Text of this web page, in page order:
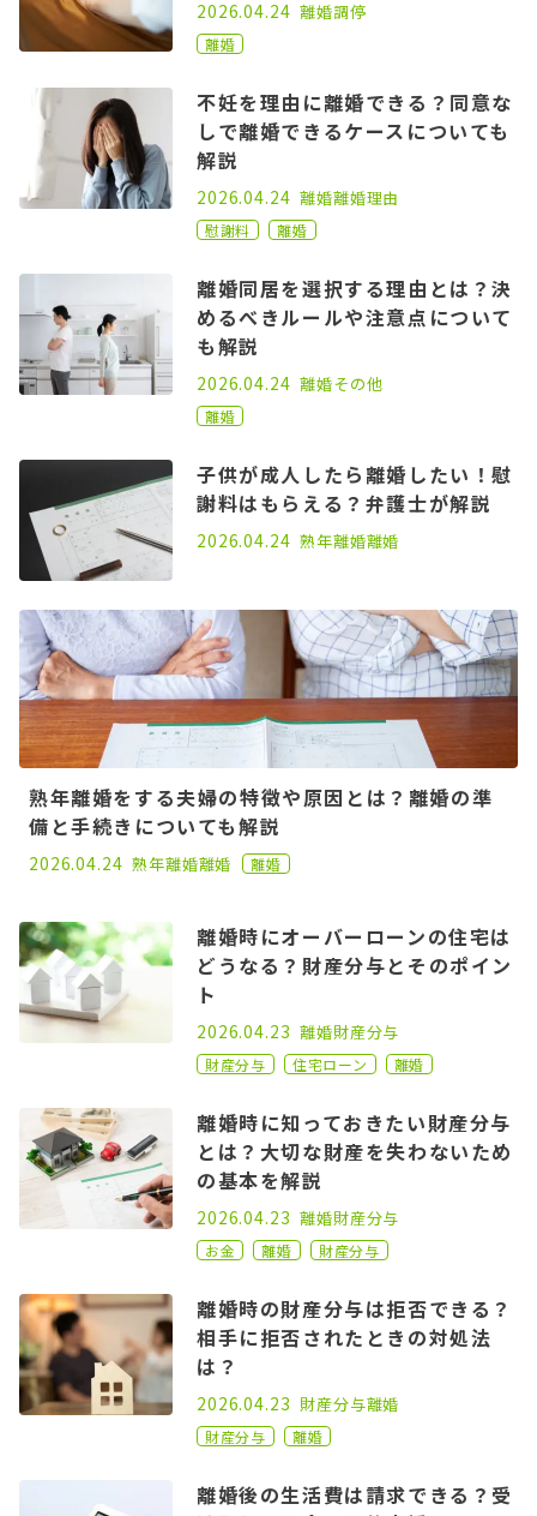
2026.04.24 離婚調停
離婚
不妊を理由に離婚できる？同意な
しで離婚できるケースについても
解説
2022.11.16
2026.04.24 離婚離婚理由
慰謝料 離婚
離婚同居を選択する理由とは？決
めるべきルールや注意点について
も解説
2021.02.17
2026.04.24 離婚その他
離婚
子供が成人したら離婚したい！慰
謝料はもらえる？弁護士が解説
2025.07.25
2026.04.24 熟年離婚離婚
熟年離婚をする夫婦の特徴や原因とは？離婚の準
備と手続きについても解説
2020.12.25
2026.04.24 熟年離婚離婚 離婚
離婚時にオーバーローンの住宅は
どうなる？財産分与とそのポイン
ト
2021.09.22
2026.04.23 離婚財産分与
財産分与 住宅ローン 離婚
離婚時に知っておきたい財産分与
とは？大切な財産を失わないため
の基本を解説
2020.11.02
2026.04.23 離婚財産分与
お金 離婚 財産分与
離婚時の財産分与は拒否できる？
相手に拒否されたときの対処法
は？
2022.08.03
2026.04.23 財産分与離婚
財産分与 離婚
離婚後の生活費は請求できる？受